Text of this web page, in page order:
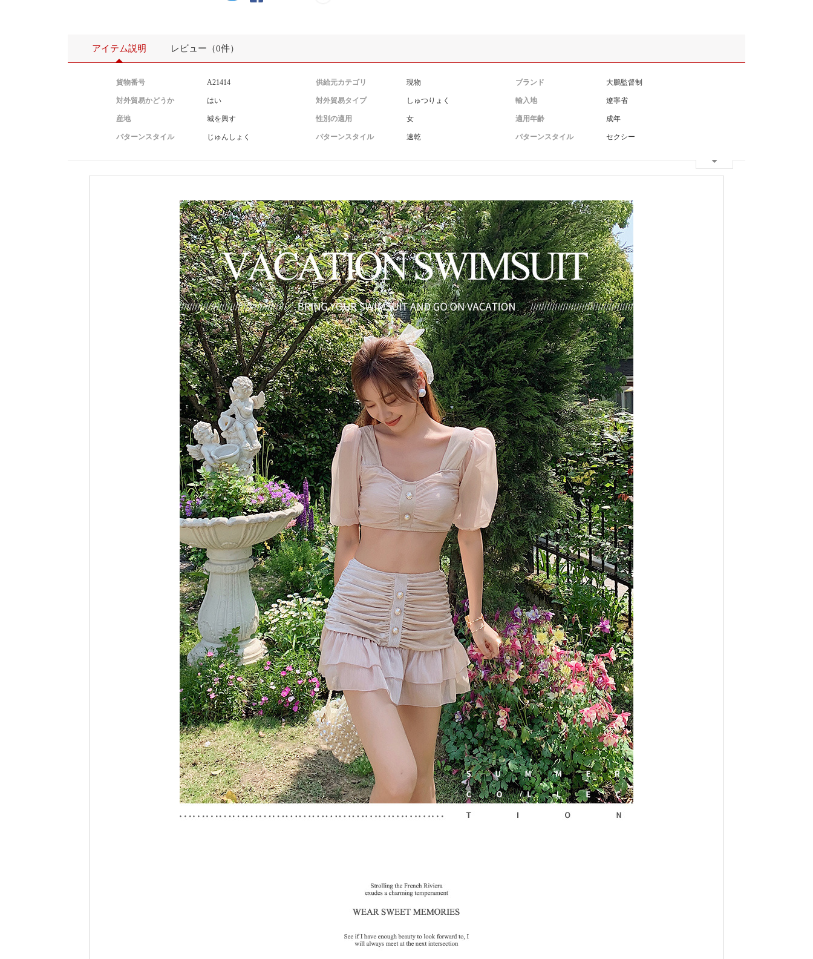
アイテム説明 レビュー（0件）
貨物番号 A21414 供給元カテゴリ 現物 ブランド 大鵬監督制
対外貿易かどうか はい 対外貿易タイプ しゅつりょく 輸入地 遼寧省
産地 城を興す 性別の適用 女 適用年齢 成年
パターンスタイル じゅんしょく パターンスタイル 速乾 パターンスタイル セクシー